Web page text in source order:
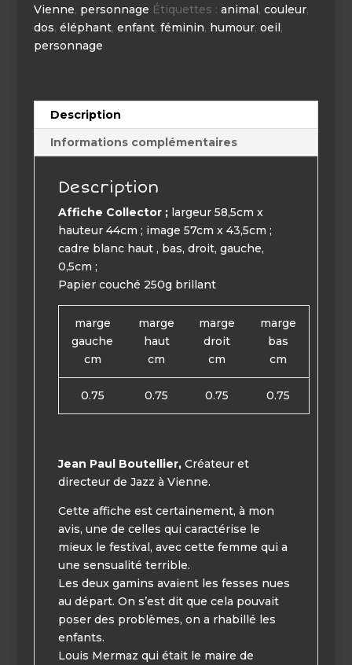
1997
Vienne, personnage Étiquettes : animal, couleur,
dos, éléphant, enfant, féminin, humour, oeil,
personnage
Description
Informations complémentaires
Description
Affiche Collector ; largeur 58,5cm x
hauteur 44cm ; image 57cm x 43,5cm ;
cadre blanc haut , bas, droit, gauche,
0,5cm ;
Papier couché 250g brillant
marge
gauche
cm
marge
haut
cm
marge
droit
cm
marge
bas
cm
0.75 0.75 0.75 0.75
Jean Paul Boutellier,Créateur et
directeur de Jazz à Vienne.
Cette affiche est certainement, à mon
avis, une de celles qui caractérise le
mieux le festival, avec cette femme qui a
une sensualité terrible.
Les deux gamins avaient les fesses nues
au départ. On s’est dit que cela pouvait
poser des problèmes, on a rhabillé les
enfants.
Louis Mermaz qui était le maire de